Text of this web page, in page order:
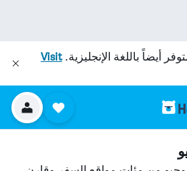
أيضاً باللغة الإنجليزية.Visit